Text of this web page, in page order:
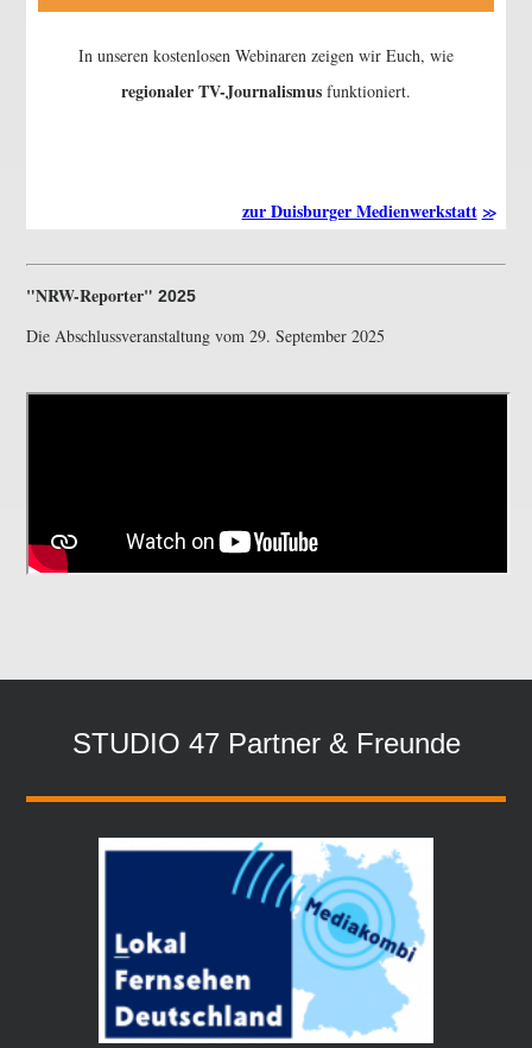
In unseren kostenlosen Webinaren zeigen wir Euch, wie
regionaler TV-Journalismus funktioniert.
zur Duisburger Medienwerkstatt
NRW-Reporter 2025
Die Abschlussveranstaltung vom 29. September 2025
STUDIO 47 Partner & Freunde